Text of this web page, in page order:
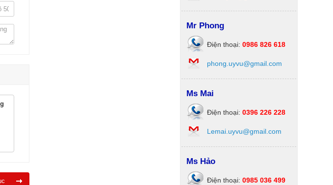
Mr Phong
Điện thoại: 0986 826 618
phong.uyvu@gmail.com
Ms Mai
Điện thoại: 0396 226 228
Lemai.uyvu@gmail.com
Ms Hảo
Điện thoại: 0985 036 499